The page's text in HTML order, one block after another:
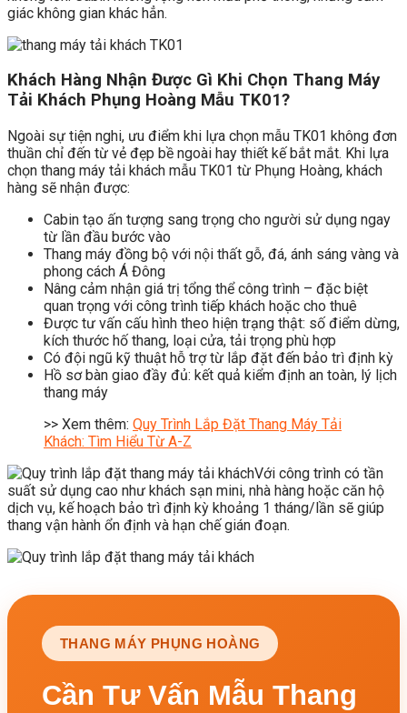
giác không gian khác hẳn.
Khách Hàng Nhận Được Gì Khi Chọn Thang Máy
Tải Khách Phụng Hoàng Mẫu TK01?
Ngoài sự tiện nghi, ưu điểm khi lựa chọn mẫu TK01 không đơn
thuần chỉ đến từ vẻ đẹp bề ngoài hay thiết kế bắt mắt. Khi lựa
chọn thang máy tải khách mẫu TK01 từ Phụng Hoàng, khách
hàng sẽ nhận được:
Cabin tạo ấn tượng sang trọng cho người sử dụng ngay
từ lần đầu bước vào
Thang máy đồng bộ với nội thất gỗ, đá, ánh sáng vàng và
phong cách Á Đông
Nâng cảm nhận giá trị tổng thể công trình – đặc biệt
quan trọng với công trình tiếp khách hoặc cho thuê
Được tư vấn cấu hình theo hiện trạng thật: số điểm dừng,
kích thước hố thang, loại cửa, tải trọng phù hợp
Có đội ngũ kỹ thuật hỗ trợ từ lắp đặt đến bảo trì định kỳ
Hồ sơ bàn giao đầy đủ: kết quả kiểm định an toàn, lý lịch
thang máy
>> Xem thêm: Quy Trình Lắp Đặt Thang Máy Tải
Khách: Tìm Hiểu Từ A-Z
Với công trình có tần
suất sử dụng cao như khách sạn mini, nhà hàng hoặc căn hộ
dịch vụ, kế hoạch bảo trì định kỳ khoảng 1 tháng/lần sẽ giúp
thang vận hành ổn định và hạn chế gián đoạn.
THANG MÁY PHỤNG HOÀNG
Cần Tư Vấn Mẫu Thang